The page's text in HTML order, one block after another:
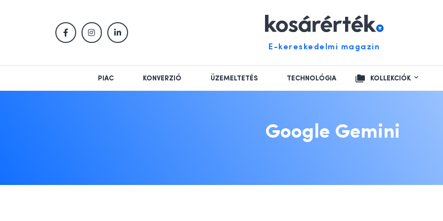
E-kereskedelmi magazin
PIAC KONVERZIÓ ÜZEMELTETÉS TECHNOLÓGIA KOLLEKCIÓK
Google Gemini